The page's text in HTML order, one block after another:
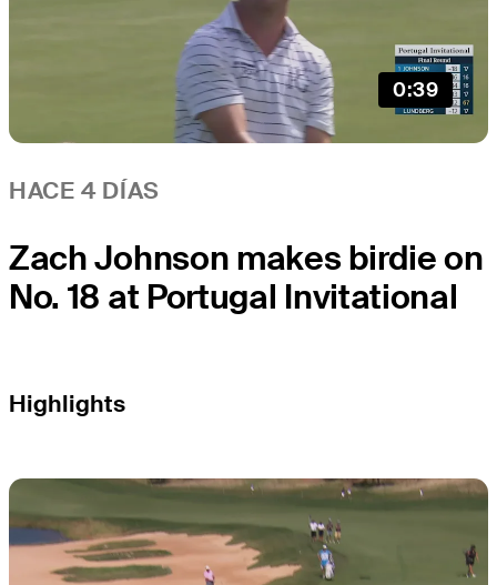
0:39
HACE 4 DÍAS
Zach Johnson makes birdie on
No. 18 at Portugal Invitational
Highlights